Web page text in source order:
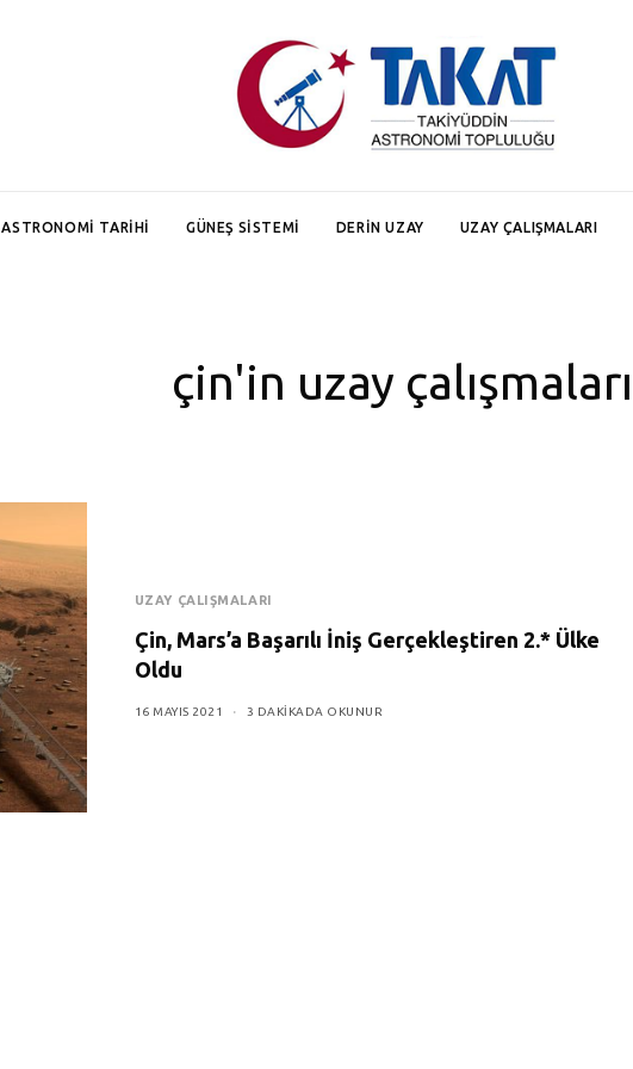
ASTRONOMI TARIHI GÜNEŞ SISTEMI DERIN UZAY UZAY ÇALIŞMALARI
çin'in uzay çalışmaları
UZAY ÇALIŞMALARI
Çin, Mars’a Başarılı İniş Gerçekleştiren 2.* Ülke
Oldu
16 MAYIS 2021 3 DAKIKADA OKUNUR